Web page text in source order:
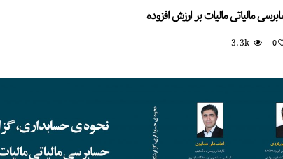
مالیاتی مالیات بر ارزش افزوده
0
3.3k